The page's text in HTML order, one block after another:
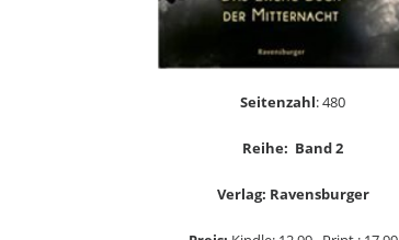
Seitenzahl: 480
Reihe: Band 2
Verlag: Ravensburger